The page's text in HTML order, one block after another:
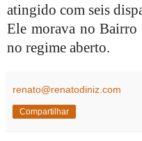
atingido com seis
Ele morava no Bairro
no regime aberto.
renato@renatodiniz.com
Compartilhar